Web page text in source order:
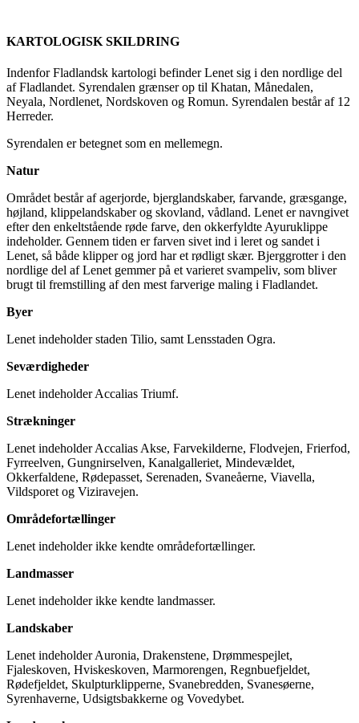
KARTOLOGISK SKILDRING
Indenfor Fladlandsk kartologi befinder Lenet sig i den nordlige del
af Fladlandet. Syrendalen grænser op til Khatan, Månedalen,
Neyala, Nordlenet, Nordskoven og Romun. Syrendalen består af 12
Herreder.
Syrendalen er betegnet som en mellemegn.
Natur
Området består af agerjorde, bjerglandskaber, farvande, græsgange,
højland, klippelandskaber og skovland, vådland. Lenet er navngivet
efter den enkeltstående røde farve, den okkerfyldte Ayuruklippe
indeholder. Gennem tiden er farven sivet ind i leret og sandet i
Lenet, så både klipper og jord har et rødligt skær. Bjerggrotter i den
nordlige del af Lenet gemmer på et varieret svampeliv, som bliver
brugt til fremstilling af den mest farverige maling i Fladlandet.
Byer
Lenet indeholder staden Tilio, samt Lensstaden Ogra.
Seværdigheder
Lenet indeholder Accalias Triumf.
Strækninger
Lenet indeholder Accalias Akse, Farvekilderne, Flodvejen, Frierfod,
Fyrreelven, Gungnirselven, Kanalgalleriet, Mindevældet,
Okkerfaldene, Rødepasset, Serenaden, Svaneåerne, Viavella,
Vildsporet og Viziravejen.
Områdefortællinger
Lenet indeholder ikke kendte områdefortællinger.
Landmasser
Lenet indeholder ikke kendte landmasser.
Landskaber
Lenet indeholder Auronia, Drakenstene, Drømmespejlet,
Fjaleskoven, Hviskeskoven, Marmorengen, Regnbuefjeldet,
Rødefjeldet, Skulpturklipperne, Svanebredden, Svanesøerne,
Syrenhaverne, Udsigtsbakkerne og Vovedybet.